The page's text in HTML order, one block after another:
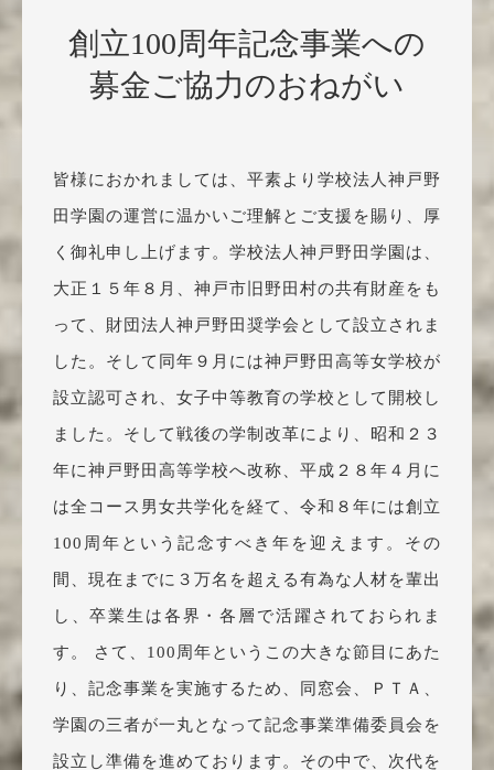
創立100周年記念事業への
募金ご協力のおねがい
皆様におかれましては、平素より学校法人神戸野
田学園の運営に温かいご理解とご支援を賜り、厚
く御礼申し上げます。学校法人神戸野田学園は、
大正１５年８月、神戸市旧野田村の共有財産をも
って、財団法人神戸野田奨学会として設立されま
した。そして同年９月には神戸野田高等女学校が
設立認可され、女子中等教育の学校として開校し
ました。そして戦後の学制改革により、昭和２３
年に神戸野田高等学校へ改称、平成２８年４月に
は全コース男女共学化を経て、令和８年には創立
100周年という記念すべき年を迎えます。その
間、現在までに３万名を超える有為な人材を輩出
し、卒業生は各界・各層で活躍されておられま
す。 さて、100周年というこの大きな節目にあた
り、記念事業を実施するため、同窓会、ＰＴＡ、
学園の三者が一丸となって記念事業準備委員会を
設立し準備を進めております。その中で、次代を